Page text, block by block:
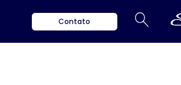
Contato